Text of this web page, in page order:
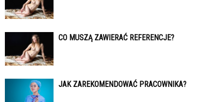
CO MUSZĄ ZAWIERAĆ REFERENCJE?
JAK ZAREKOMENDOWAĆ PRACOWNIKA?